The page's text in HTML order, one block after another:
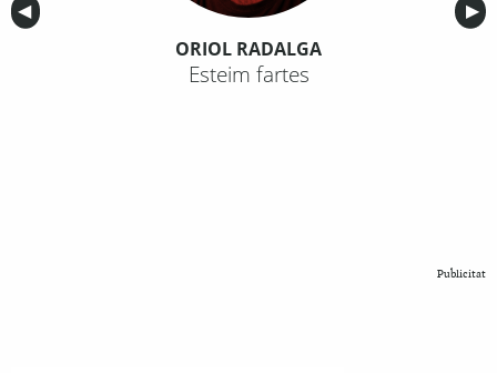
Anterior
◀︎ ▶︎
ORIOL RADALGA
Esteim fartes
Publicitat